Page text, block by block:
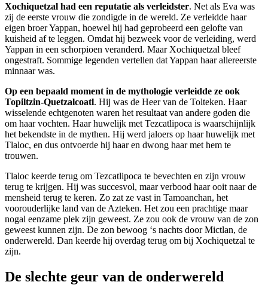
Xochiquetzal had een reputatie als verleidster. Net als Eva was
zij de eerste vrouw die zondigde in de wereld. Ze verleidde haar
eigen broer Yappan, hoewel hij had geprobeerd een gelofte van
kuisheid af te leggen. Omdat hij bezweek voor de verleiding, werd
Yappan in een schorpioen veranderd. Maar Xochiquetzal bleef
ongestraft. Sommige legenden vertellen dat Yappan haar allereerste
minnaar was.
Op een bepaald moment in de mythologie verleidde ze ook
Topiltzin-Quetzalcoatl. Hij was de Heer van de Tolteken. Haar
wisselende echtgenoten waren het resultaat van andere goden die
om haar vochten. Haar huwelijk met Tezcatlipoca is waarschijnlijk
het bekendste in de mythen. Hij werd jaloers op haar huwelijk met
Tlaloc, en dus ontvoerde hij haar en dwong haar met hem te
trouwen.
Tlaloc keerde terug om Tezcatlipoca te bevechten en zijn vrouw
terug te krijgen. Hij was succesvol, maar verbood haar ooit naar de
mensheid terug te keren. Zo zat ze vast in Tamoanchan, het
voorouderlijke land van de Azteken. Het zou een prachtige maar
nogal eenzame plek zijn geweest. Ze zou ook de vrouw van de zon
geweest kunnen zijn. De zon bewoog ‘s nachts door Mictlan, de
onderwereld. Dan keerde hij overdag terug om bij Xochiquetzal te
zijn.
De slechte geur van de onderwereld